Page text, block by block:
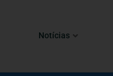
Notícias